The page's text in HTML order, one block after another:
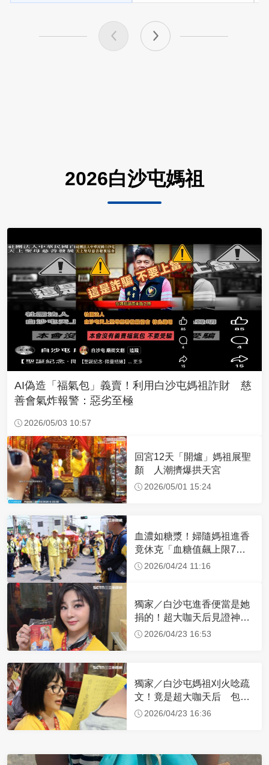
2026白沙屯媽祖
AI偽造「福氣包」義賣！利用白沙屯媽祖詐財 慈
善會氣炸報警：惡劣至極
2026/05/03 10:57
回宮12天「開爐」媽祖展聖
顏 人潮擠爆拱天宮
2026/05/01 15:24
血濃如糖漿！婦隨媽祖進香
竟休克「血糖值飆上限7
倍」 醫曝原因
2026/04/24 11:16
獨家／白沙屯進香便當是她
捐的！超大咖天后見證神
蹟 一靠近媽祖就爆哭
2026/04/23 16:53
獨家／白沙屯媽祖刈火唸疏
文！竟是超大咖天后 包尿
布忍尿5小時不喊累
2026/04/23 16:36